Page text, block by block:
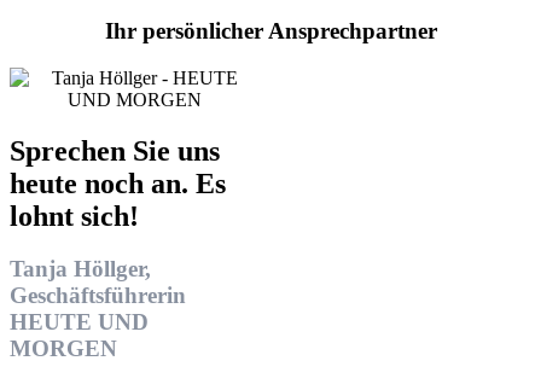
Ihr persönlicher Ansprechpartner
Sprechen Sie uns
heute noch an. Es
lohnt sich!
Tanja Höllger,
Geschäftsführerin
HEUTE UND
MORGEN